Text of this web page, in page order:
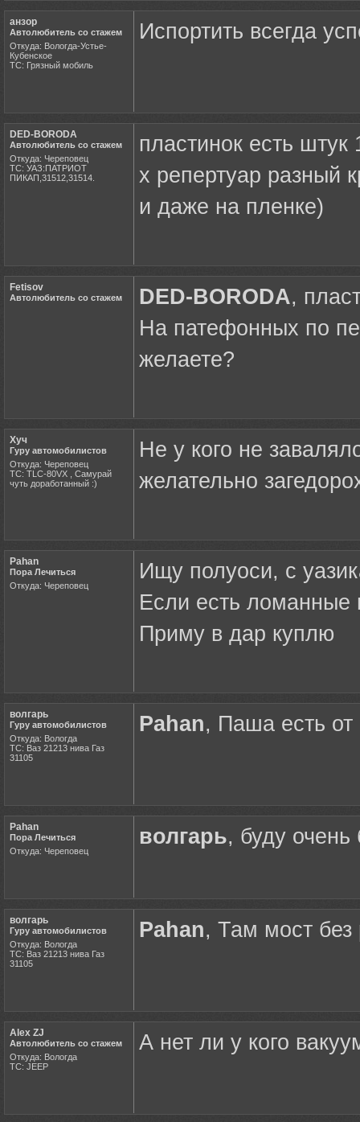
анзор
Автолюбитель со стажем
Откуда: Вологда-Устье-
Кубенское
ТС: Грязный мобиль
Испортить всегда
DED-BORODA
Автолюбитель со стажем
Откуда: Череповец
ТС: УАЗ:ПАТРИОТ
ПИКАП,31512,31514.
пластинок есть
х репертуар разный
и даже на пленке)
Fetisov
Автолюбитель со стажем DED-BORODA,
На патефонных по
желаете?
Хуч
Гуру автомобилистов
Откуда: Череповец
ТС: TLC-80VX , Самурай
чуть доработанный :)
Не у кого не
желательно
Pahan
Пора Лечиться
Откуда: Череповец
Ищу полуоси, с
Если есть ломанные
Приму в дар куплю
волгарь
Гуру автомобилистов
Откуда: Вологда
ТС: Ваз 21213 нива Газ
31105
Pahan, Паша есть от
Pahan
Пора Лечиться
Откуда: Череповец
волгарь, буду
волгарь
Гуру автомобилистов
Откуда: Вологда
ТС: Ваз 21213 нива Газ
31105
Pahan, Там мост без
Alex ZJ
Автолюбитель со стажем
Откуда: Вологда
ТС: JEEP
А нет ли у кого